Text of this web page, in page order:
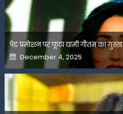
पेड प्रमोशन पर फूटा यामी गौतम का गुस्सा
Posted
on
December 4, 2025